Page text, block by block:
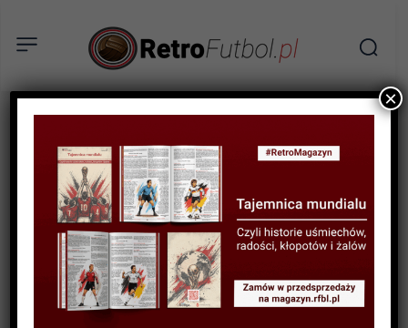
AKTUALNOŚCI
Wyważone drzwi. Jak
Wojciech Szczęsny 15 lat
temu debiutował w Lidze
Mistrzów.
×